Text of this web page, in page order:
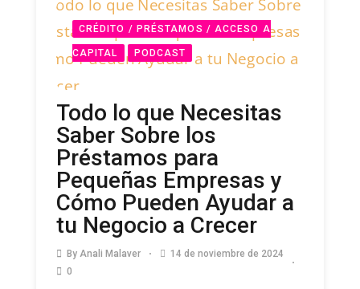
CRÉDITO / PRÉSTAMOS / ACCESO A
CAPITAL PODCAST
Todo lo que Necesitas
Saber Sobre los
Préstamos para
Pequeñas Empresas y
Cómo Pueden Ayudar a
tu Negocio a Crecer
By Anali Malaver
14 de noviembre de 2024
0